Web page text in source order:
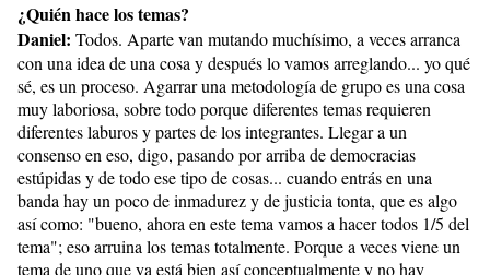
¿Quién hace los temas?
Daniel: Todos. Aparte van mutando muchísimo, a veces arranca
con una idea de una cosa y después lo vamos arreglando... yo qué
sé, es un proceso. Agarrar una metodología de grupo es una cosa
muy laboriosa, sobre todo porque diferentes temas requieren
diferentes laburos y partes de los integrantes. Llegar a un
consenso en eso, digo, pasando por arriba de democracias
estúpidas y de todo ese tipo de cosas... cuando entrás en una
banda hay un poco de inmadurez y de justicia tonta, que es algo
así como: "bueno, ahora en este tema vamos a hacer todos 1/5 del
tema"; eso arruina los temas totalmente. Porque a veces viene un
tema de uno que ya está bien así conceptualmente y no hay